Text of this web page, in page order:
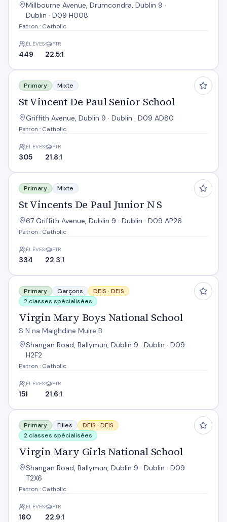
Millbourne Avenue, Drumcondra, Dublin 9 ·
Dublin · D09 H008
Patron : Catholic
ÉLÈVES
449
PTR
22.5:1
St Vincent De Paul Senior School
Primary Mixte
St Vincent De Paul Senior School
Griffith Avenue, Dublin 9 · Dublin · D09 AD80
Patron : Catholic
ÉLÈVES
305
PTR
21.8:1
St Vincents De Paul Junior N S
Primary Mixte
St Vincents De Paul Junior N S
67 Griffith Avenue, Dublin 9 · Dublin · D09 AP26
Patron : Catholic
ÉLÈVES
334
PTR
22.3:1
Virgin Mary Boys National School
Primary Garçons DEIS · DEIS
2 classes spécialisées
Virgin Mary Boys National School
S N na Maighdine Muire B
Shangan Road, Ballymun, Dublin 9 · Dublin · D09
H2F2
Patron : Catholic
ÉLÈVES
151
PTR
21.6:1
Virgin Mary Girls National School
Primary Filles DEIS · DEIS
2 classes spécialisées
Virgin Mary Girls National School
Shangan Road, Ballymun, Dublin 9 · Dublin · D09
T2X6
Patron : Catholic
ÉLÈVES
160
PTR
22.9:1